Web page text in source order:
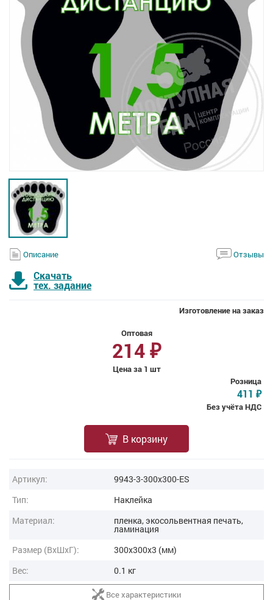
Описание Отзывы
Скачать
тех. задание
Изготовление на заказ
Оптовая
214 ₽
Цена за 1 шт
Розница
411 ₽
Без учёта НДС
В корзину
Артикул:
9943-3-300x300-ES
Тип:
Наклейка
Материал:
пленка, экосольвентная печать,
ламинация
Размер (ВxШxГ):
300x300x3 (мм)
Вес:
0.1 кг
Все характеристики